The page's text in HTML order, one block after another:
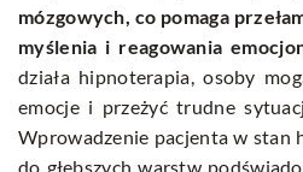
mózgowych, co pomaga
myślenia i reagowania
działa hipnoterapia, osoby
emocje i przeżyć trudne
Wprowadzenie pacjenta w stan
do głębszych warstw